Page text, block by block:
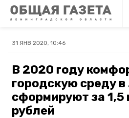
31 ЯНВ 2020, 10:46
В 2020 году
городскую среду
сформируют за
рублей